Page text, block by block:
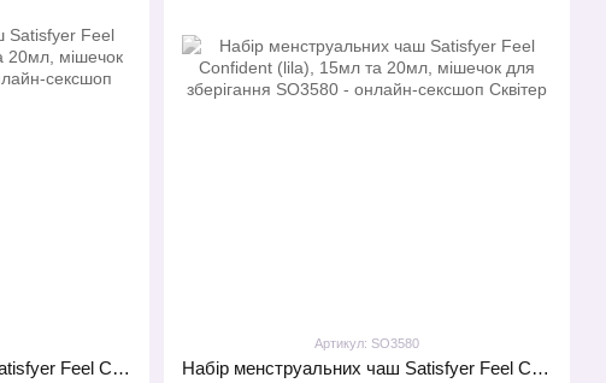
Набір менструальних чаш Satisfyer Feel Confident (dark blue), 15мл та 20мл, мішечок для зберігання
Артикул: SO3580
Набір менструальних чаш Satisfyer Feel Confident (lila), 15мл та 20мл, мішечок для зберігання